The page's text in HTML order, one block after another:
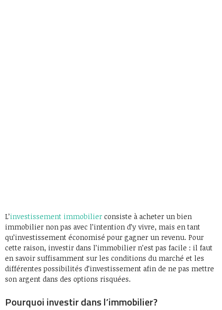
L’investissement immobilier consiste à acheter un bien
immobilier non pas avec l’intention d’y vivre, mais en tant
qu’investissement économisé pour gagner un revenu. Pour
cette raison, investir dans l’immobilier n’est pas facile : il faut
en savoir suffisamment sur les conditions du marché et les
différentes possibilités d’investissement afin de ne pas mettre
son argent dans des options risquées.
Pourquoi investir dans l’immobilier?